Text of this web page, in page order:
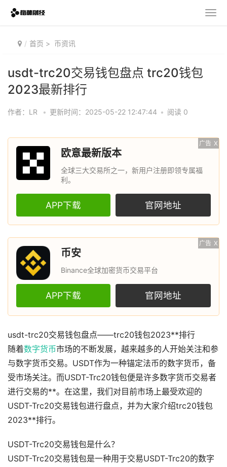
首页 > 币资讯
usdt-trc20交易钱包盘点 trc20钱包
2023最新排行
作者：LR • 更新时间：2025-05-22 12:47:44 • 阅读 0
广告 X
欧意最新版本
全球三大交易所之一，新用户注册即领专属福
利。
APP下载 官网地址
广告 X
币安
Binance全球加密货币交易平台
APP下载 官网地址
usdt-trc20交易钱包盘点——trc20钱包2023**排行
随着数字货币市场的不断发展，越来越多的人开始关注和参
与数字货币交易。USDT作为一种锚定法币的数字货币，备
受市场关注。而USDT-Trc20钱包便是许多数字货币交易者
进行交易的**。在这里，我们对目前市场上最受欢迎的
USDT-Trc20交易钱包进行盘点，并为大家介绍trc20钱包
2023**排行。
USDT-Trc20交易钱包是什么？
USDT-Trc20交易钱包是一种用于交易USDT-Trc20的数字